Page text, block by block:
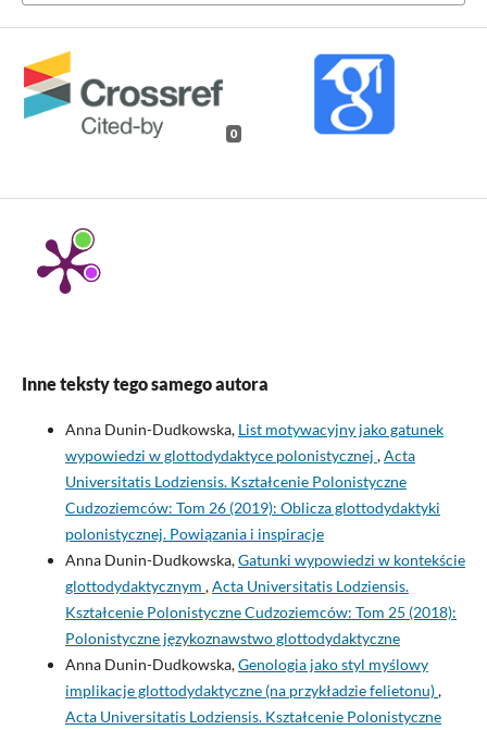
0
Inne teksty tego samego autora
Anna Dunin-Dudkowska, List motywacyjny jako gatunek
wypowiedzi w glottodydaktyce polonistycznej ,Acta
Universitatis Lodziensis. Kształcenie Polonistyczne
Cudzoziemców: Tom 26 (2019): Oblicza glottodydaktyki
polonistycznej. Powiązania i inspiracje
Anna Dunin-Dudkowska,Gatunki wypowiedzi w kontekście
glottodydaktycznym ,Acta Universitatis Lodziensis.
Kształcenie Polonistyczne Cudzoziemców: Tom 25 (2018):
Polonistyczne językoznawstwo glottodydaktyczne
Anna Dunin-Dudkowska,Genologia jako styl myślowy
implikacje glottodydaktyczne (na przykładzie felietonu),
Acta Universitatis Lodziensis. Kształcenie Polonistyczne